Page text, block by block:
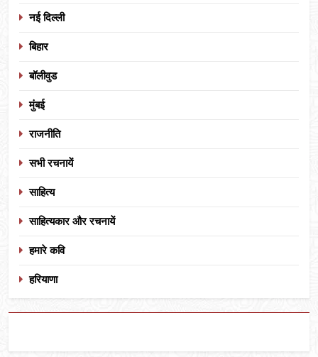
नई दिल्ली
बिहार
बॉलीवुड
मुंबई
राजनीति
सभी रचनायें
साहित्य
साहित्यकार और रचनायें
हमारे कवि
हरियाणा